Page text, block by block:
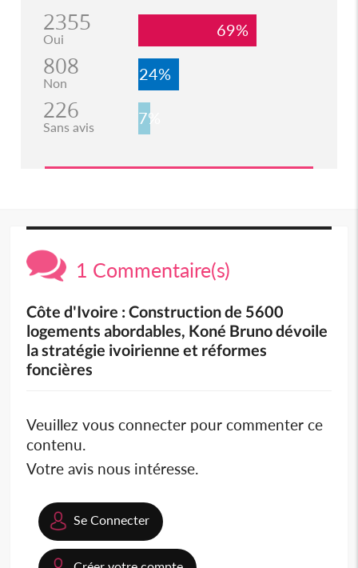
2355
Oui 69%
808
Non 24%
226
Sans avis 7%
1 Commentaire(s)
Côte d'Ivoire : Construction de 5600
logements abordables, Koné Bruno dévoile
la stratégie ivoirienne et réformes
foncières
Veuillez vous connecter pour commenter ce
contenu.
Votre avis nous intéresse.
Se Connecter